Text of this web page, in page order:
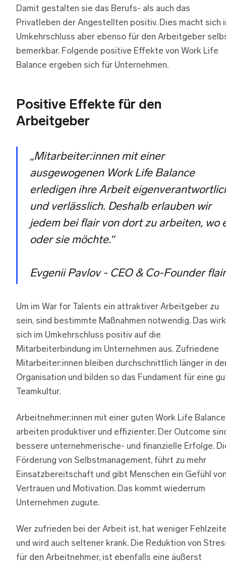
Damit gestalten sie das Berufs- als auch das
Privatleben der Angestellten positiv. Dies macht sich
Umkehrschluss aber ebenso für den Arbeitgeber
bemerkbar. Folgende positive Effekte von Work Life
Balance ergeben sich für Unternehmen.
Positive Effekte für den
Arbeitgeber
„Mitarbeiter:innen mit einer
ausgewogenen Work Life Balance
erledigen ihre Arbeit
und verlässlich. Deshalb erlauben wir
jedem bei flair von dort zu arbeiten, wo
oder sie möchte.“
Evgenii Pavlov - CEO & Co-Founder flair
Um im War for Talents ein attraktiver Arbeitgeber zu
sein, sind bestimmte Maßnahmen notwendig. Das
sich im Umkehrschluss positiv auf die
Mitarbeiterbindung im Unternehmen aus. Zufriedene
Mitarbeiter:innen bleiben durchschnittlich länger in
Organisation und bilden so das Fundament für eine
Teamkultur.
Arbeitnehmer:innen mit einer guten Work Life Balance
arbeiten produktiver und effizienter. Der Outcome
bessere unternehmerische- und finanzielle Erfolge.
Förderung von Selbstmanagement, führt zu mehr
Einsatzbereitschaft und gibt Menschen ein Gefühl
Vertrauen und Motivation. Das kommt wiederrum
Unternehmen zugute.
Wer zufrieden bei der Arbeit ist, hat weniger
und wird auch seltener krank. Die Reduktion von
für den Arbeitnehmer, ist ebenfalls eine äußerst